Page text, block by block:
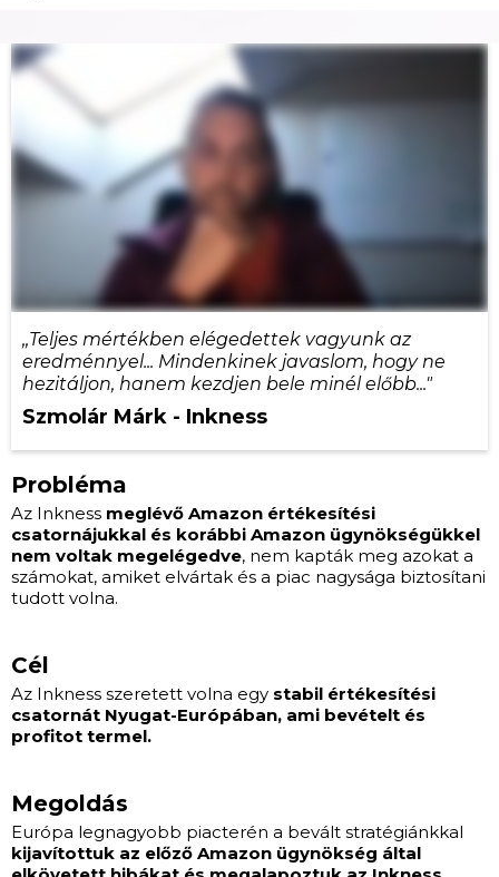
,,Teljes mértékben elégedettek vagyunk az
eredménnyel... Mindenkinek javaslom, hogy ne
hezitáljon, hanem kezdjen bele minél előbb..."
Szmolár Márk - Inkness
Probléma
Az Inkness meglévő Amazon értékesítési
csatornájukkal és korábbi Amazon ügynökségükkel
nem voltak megelégedve, nem kapták meg azokat a
számokat, amiket elvártak és a piac nagysága biztosítani
tudott volna.
Cél
Az Inkness szeretett volna egy stabil értékesítési
csatornát Nyugat-Európában, ami bevételt és
profitot termel.
Megoldás
Európa legnagyobb piacterén a bevált stratégiánkkal
kijavítottuk az előző Amazon ügynökség által